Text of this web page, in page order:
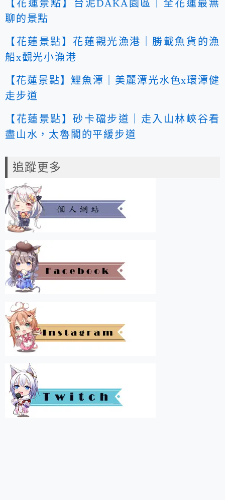
【花蓮景點】台泥DAKA園區｜全花蓮最無
聊的景點
【花蓮景點】花蓮觀光漁港｜勝載魚貨的漁
船x觀光小漁港
【花蓮景點】鯉魚潭｜美麗潭光水色x環潭健
走步道
【花蓮景點】砂卡礑步道｜走入山林峽谷看
盡山水，太魯閣的平緩步道
追蹤更多